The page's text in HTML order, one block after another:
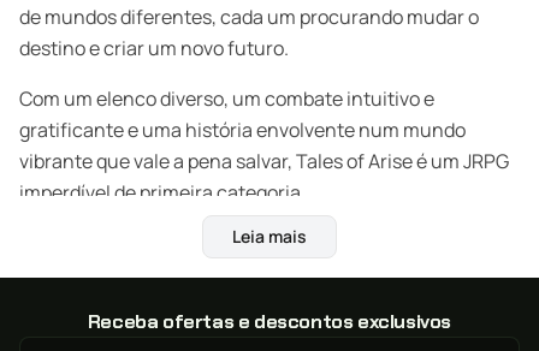
de mundos diferentes, cada um procurando mudar o
destino e criar um novo futuro.
Com um elenco diverso, um combate intuitivo e
gratificante e uma história envolvente num mundo
vibrante que vale a pena salvar, Tales of Arise é um JRPG
imperdível de primeira categoria.
Leia mais
Receba ofertas e descontos exclusivos